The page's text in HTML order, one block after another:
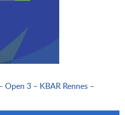
3 – KBAR Rennes –